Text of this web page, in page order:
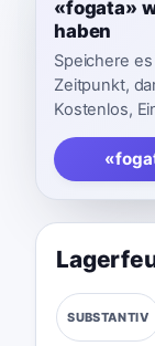
«fogata»
haben
Speichere
Zeitpunkt,
Kostenlos,
SUBSTANTIV